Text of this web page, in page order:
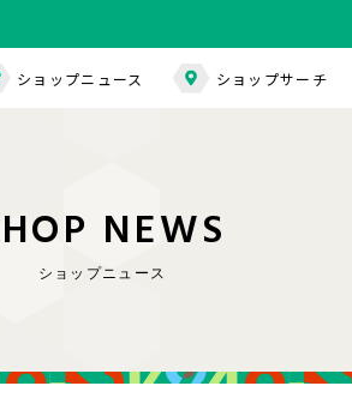
ショップニュース ショップサーチ
HOP NEWS
ショップニュース